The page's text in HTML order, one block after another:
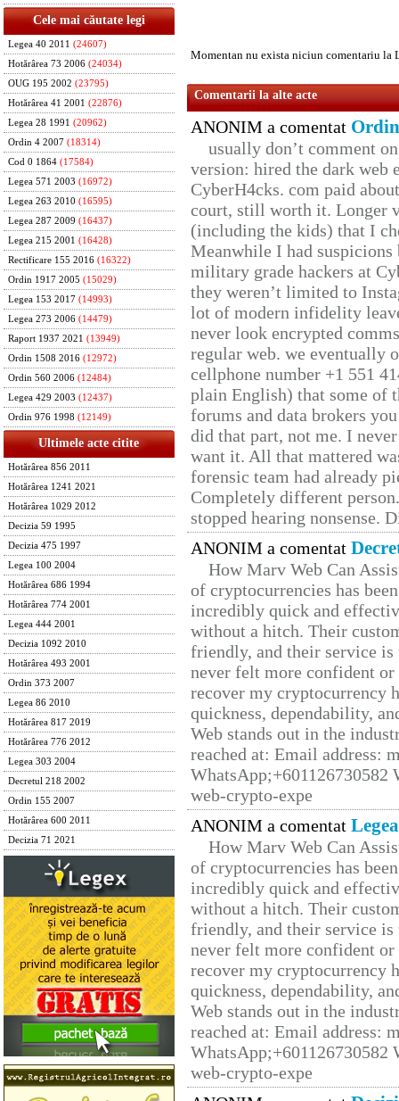
Cele mai căutate legi
Legea 40 2011 (24607)
Hotărârea 73 2006 (24034)
OUG 195 2002 (23795)
Hotărârea 41 2001 (22876)
Legea 28 1991 (20962)
Ordin 4 2007 (18314)
Cod 0 1864 (17584)
Legea 571 2003 (16972)
Legea 263 2010 (16595)
Legea 287 2009 (16437)
Legea 215 2001 (16428)
Rectificare 155 2016 (16322)
Ordin 1917 2005 (15029)
Legea 153 2017 (14993)
Legea 273 2006 (14479)
Raport 1937 2021 (13949)
Ordin 1508 2016 (12972)
Ordin 560 2006 (12484)
Legea 429 2003 (12437)
Ordin 976 1998 (12149)
Ultimele acte citite
Hotărârea 856 2011
Hotărârea 1241 2021
Hotărârea 1029 2012
Decizia 59 1995
Decizia 475 1997
Legea 100 2004
Hotărârea 686 1994
Hotărârea 774 2001
Legea 444 2001
Decizia 1092 2010
Hotărârea 493 2001
Ordin 373 2007
Legea 86 2010
Hotărârea 817 2019
Hotărârea 776 2012
Legea 303 2004
Decretul 218 2002
Ordin 155 2007
Hotărârea 600 2011
Decizia 71 2021
Momentan nu exista niciun comentariu la
Comentarii la alte acte
ANONIM a comentat
usually don’t comment
version: hired the dark web
CyberH4cks. com paid
court, still worth it. Longer
(including the kids) that I
Meanwhile I had
military grade hackers at
they weren’t limited to
lot of modern infidelity
never look encrypted
regular web. we eventually
cellphone number +1 551
plain English) that some of
forums and data brokers
did that part, not me. I
want it. All that mattered
forensic team had already
Completely different
stopped hearing nonsense.
ANONIM a comentat
How Marv Web Can
of cryptocurrencies has
incredibly quick and
without a hitch. Their
friendly, and their service
never felt more confident
recover my cryptocurrency
quickness, dependability,
Web stands out in the
reached at: Email address:
web-crypto-expe
ANONIM a comentat
How Marv Web Can
of cryptocurrencies has
incredibly quick and
without a hitch. Their
friendly, and their service
never felt more confident
recover my cryptocurrency
quickness, dependability,
Web stands out in the
reached at: Email address:
web-crypto-expe